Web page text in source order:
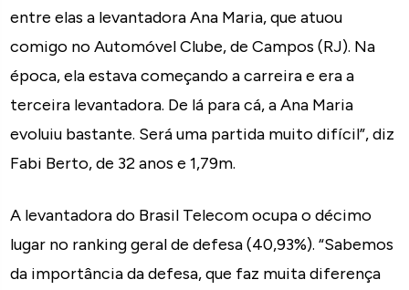
entre elas a levantadora Ana Maria, que atuou
comigo no Automóvel Clube, de Campos (RJ). Na
época, ela estava começando a carreira e era a
terceira levantadora. De lá para cá, a Ana Maria
evoluiu bastante. Será uma partida muito difícil”, diz
Fabi Berto, de 32 anos e 1,79m.
A levantadora do Brasil Telecom ocupa o décimo
lugar no ranking geral de defesa (40,93%). “Sabemos
da importância da defesa, que faz muita diferença